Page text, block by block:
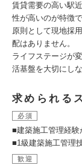
賃貸需要の高い駅
性が高いのが特徴で
原則として現地採
配はありません。
ライフステージが
活基盤を大切にし
求められる
必須
■建築施工管理経
■1級建築施工管理
歓迎